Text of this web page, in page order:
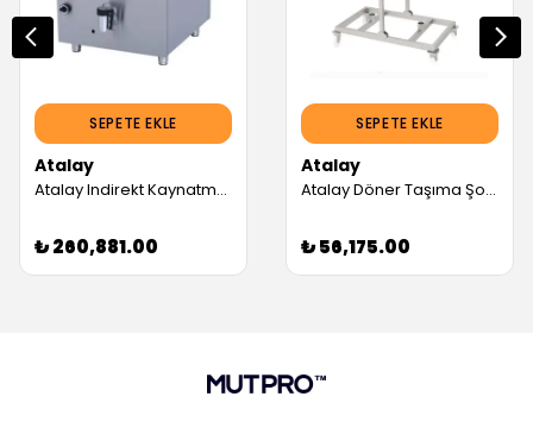
SEPETE EKLE
Atalay
Atalay Indirekt Kaynatma Tenceresi, 150 L, Elektrikli (Servis Garantili)
₺ 260,881.00
SEPETE EKLE
Atalay
Atalay Döner Taşıma Şoklama Ve Depolama Arabası, 620 Cm (Servis Garantili)
₺ 56,175.00